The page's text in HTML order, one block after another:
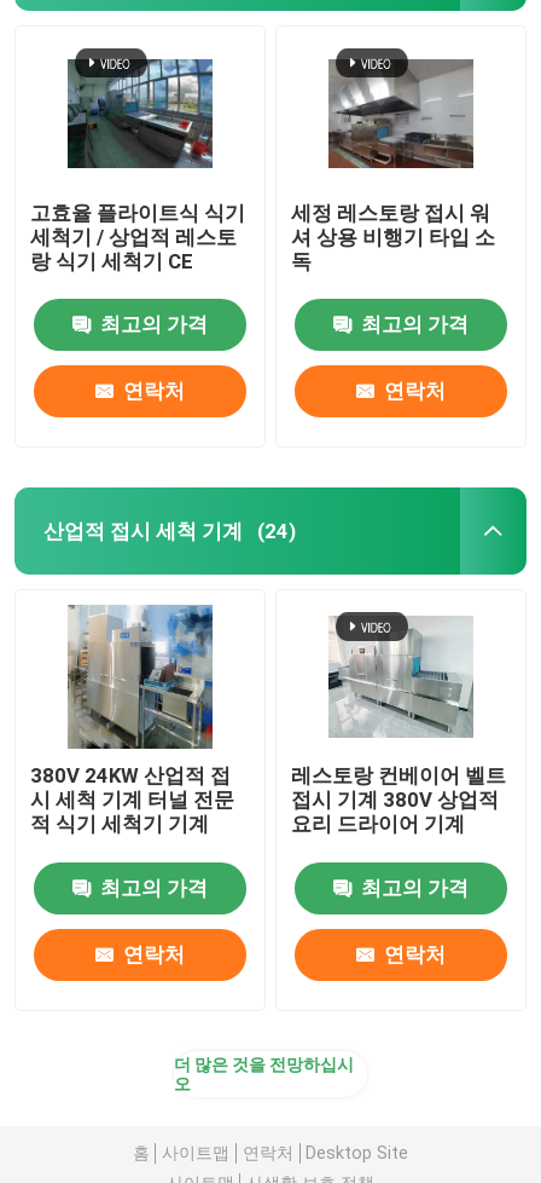
고효율 플라이트식 식기
세척기 / 상업적 레스토
랑 식기 세척기 CE
최고의 가격
연락처
세정 레스토랑 접시 워
셔 상용 비행기 타입 소
독
최고의 가격
연락처
산업적 접시 세척 기계 (24)
380V 24KW 산업적 접
시 세척 기계 터널 전문
적 식기 세척기 기계
최고의 가격
연락처
레스토랑 컨베이어 벨트
접시 기계 380V 상업적
요리 드라이어 기계
최고의 가격
연락처
더 많은 것을 전망하십시
오
홈 사이트맵 연락처
Desktop Site